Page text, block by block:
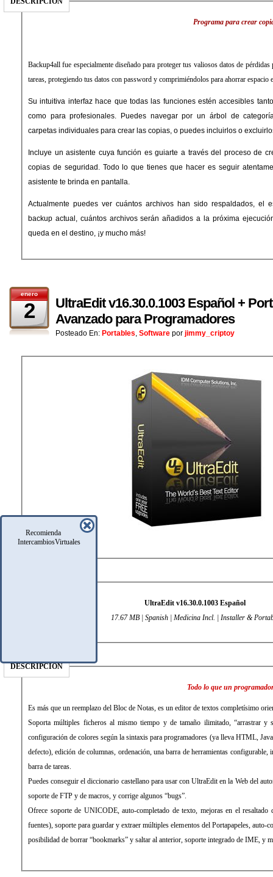
Recomienda
IntercambiosVirtuales
Programa para crear
Backup4all fue especialmente diseñado para proteger tus valiosos datos de pérdidas
tareas, protegiendo tus datos con password y comprimiéndolos para ahorrar espacio
Su intuitiva interfaz hace que todas las funciones estén accesibles
como para profesionales. Puedes navegar por un árbol de
carpetas individuales para crear las copias, o puedes incluirlos o
Incluye un asistente cuya función es guiarte a través del proceso de
copias de seguridad. Todo lo que tienes que hacer es seguir
asistente te brinda en pantalla.
Actualmente puedes ver cuántos archivos han sido respaldados, el
backup actual, cuántos archivos serán añadidos a la próxima
queda en el destino, ¡y mucho más!
enero
2
UltraEdit v16.30.0.1003 Español +
Avanzado para Programadores
Posteado En: Portables Software por jimmy_criptoy
UltraEdit v16.30.0.1003 Español
17.67 MB | Spanish | Medicina Incl. | Installer &
DESCRIPCIÓN
Todo lo que un
Es más que un reemplazo del Bloc de Notas, es un editor de textos completísimo
Soporta múltiples ficheros al mismo tiempo y de tamaño ilimitado, “arrastrar y
configuración de colores según la sintaxis para programadores (ya lleva HTML,
defecto), edición de columnas, ordenación, una barra de herramientas configurable,
barra de tareas.
Puedes conseguir el diccionario castellano para usar con UltraEditen la Web del
soporte de FTP y de macros, y corrige algunos “bugs”.
Ofrece soporte de UNICODE, auto-completado de texto, mejoras en el resaltado
fuentes), soporte para guardar y extraer múltiples elementos del Portapapeles, auto-
posibilidad de borrar “bookmarks” y saltar al anterior, soporte integrado de IME, y